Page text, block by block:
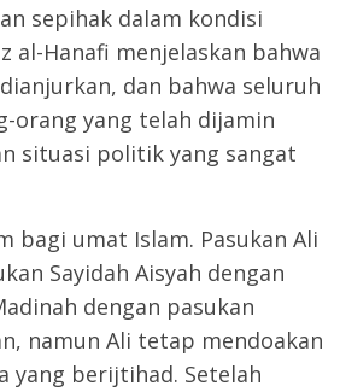
sepihak dalam kondisi
al-Hanafi menjelaskan bahwa
dan bahwa seluruh
orang yang telah dijamin
bagi umat Islam. Pasukan Ali
Sayidah Aisyah dengan
dengan pasukan
namun Ali tetap mendoakan
yang berijtihad. Setelah